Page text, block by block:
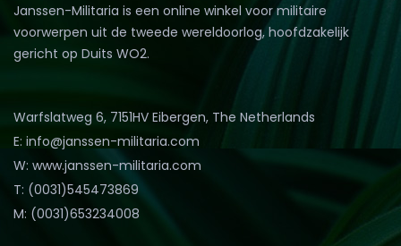
Janssen-Militaria is een online winkel voor militaire
voorwerpen uit de tweede wereldoorlog, hoofdzakelijk
gericht op Duits WO2.
Warfslatweg 6, 7151HV Eibergen, The Netherlands
E: info@janssen-militaria.com
W: www.janssen-militaria.com
T: (0031)545473869
M: (0031)653234008